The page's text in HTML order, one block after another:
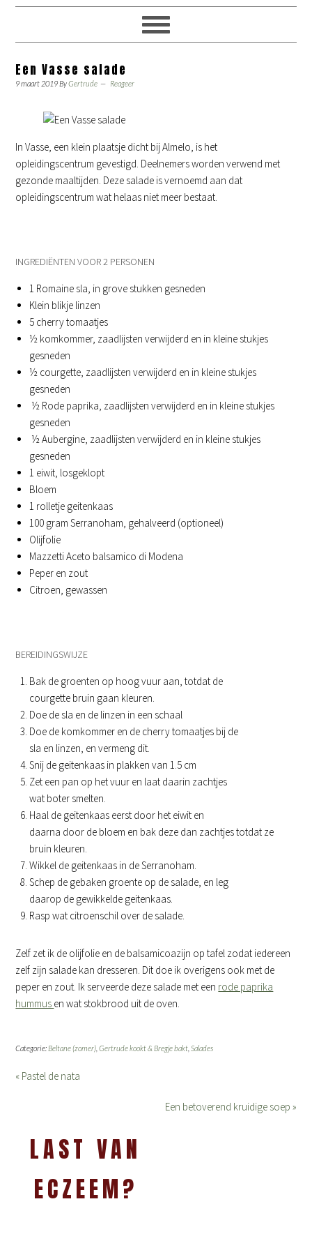
Een Vasse salade
9 maart 2019ByGertrude Reageer
In Vasse, een klein plaatsje dicht bij Almelo, is het
opleidingscentrum gevestigd. Deelnemers worden verwend met
gezonde maaltijden. Deze salade is vernoemd aan dat
opleidingscentrum wat helaas niet meer bestaat.
INGREDIËNTEN VOOR 2 PERSONEN
1 Romaine sla, in grove stukken gesneden
Klein blikje linzen
5 cherry tomaatjes
½ komkommer, zaadlijsten verwijderd en in kleine stukjes
gesneden
½ courgette, zaadlijsten verwijderd en in kleine stukjes
gesneden
½ Rode paprika, zaadlijsten verwijderd en in kleine stukjes
gesneden
½ Aubergine, zaadlijsten verwijderd en in kleine stukjes
gesneden
1 eiwit, losgeklopt
Bloem
1 rolletje geitenkaas
100 gram Serranoham, gehalveerd (optioneel)
Olijfolie
Mazzetti Aceto balsamico di Modena
Peper en zout
Citroen, gewassen
BEREIDINGSWIJZE
Bak de groenten op hoog vuur aan, totdat de
courgette bruin gaan kleuren.
Doe de sla en de linzen in een schaal
Doe de komkommer en de cherry tomaatjes bij de
sla en linzen, en vermeng dit.
Snij de geitenkaas in plakken van 1.5 cm
Zet een pan op het vuur en laat daarin zachtjes
wat boter smelten.
Haal de geitenkaas eerst door het eiwit en
daarna door de bloem en bak deze dan zachtjes totdat ze
bruin kleuren.
Wikkel de geitenkaas in de Serranoham.
Schep de gebaken groente op de salade, en leg
daarop de gewikkelde geitenkaas.
Rasp wat citroenschil over de salade.
Zelf zet ik de olijfolie en de balsamicoazijn op tafel zodat iedereen
zelf zijn salade kan dresseren. Dit doe ik overigens ook met de
peper en zout. Ik serveerde deze salade met een rode paprika
hummus en wat stokbrood uit de oven.
Categorie: Beltane (zomer) ,Gertrude kookt & Bregje bakt ,Salades
« Pastel de nata
Een betoverend kruidige soep »
LAST VAN
ECZEEM?